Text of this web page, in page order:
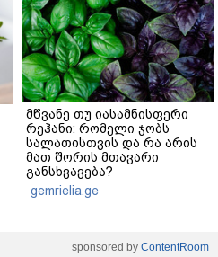
მწვანე თუ იასამნისფერი
რეჰანი: რომელი ჯობს
სალათისთვის და რა არის
მათ შორის მთავარი
განსხვავება?
gemrielia.ge
sponsored by ContentRoom